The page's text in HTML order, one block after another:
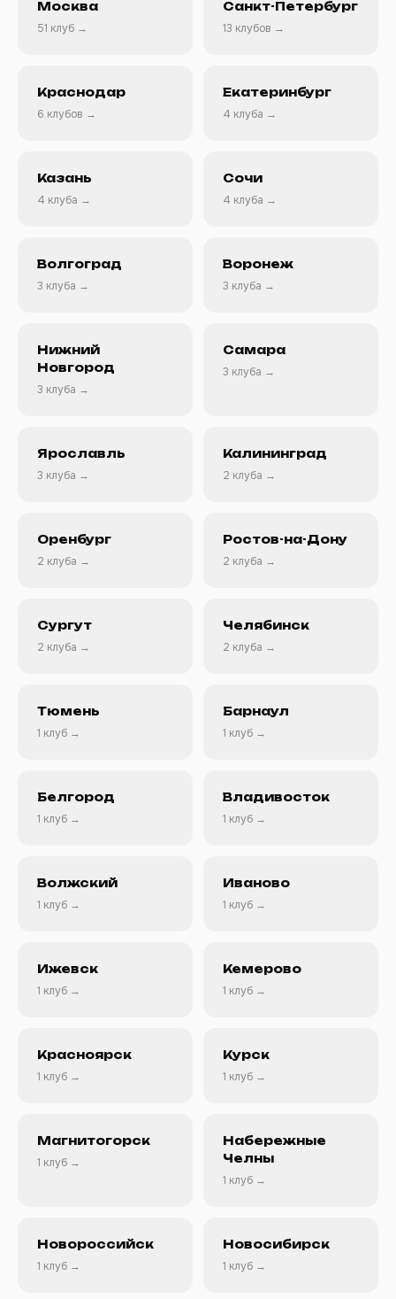
Москва
51 клуб →
Санкт-Петербург
13 клубов →
Краснодар
6 клубов →
Екатеринбург
4 клуба →
Казань
4 клуба →
Сочи
4 клуба →
Волгоград
3 клуба →
Воронеж
3 клуба →
Нижний
Новгород
3 клуба →
Самара
3 клуба →
Ярославль
3 клуба →
Калининград
2 клуба →
Оренбург
2 клуба →
Ростов-на-Дону
2 клуба →
Сургут
2 клуба →
Челябинск
2 клуба →
Тюмень
1 клуб →
Барнаул
1 клуб →
Белгород
1 клуб →
Владивосток
1 клуб →
Волжский
1 клуб →
Иваново
1 клуб →
Ижевск
1 клуб →
Кемерово
1 клуб →
Красноярск
1 клуб →
Курск
1 клуб →
Магнитогорск
1 клуб →
Набережные
Челны
1 клуб →
Новороссийск
1 клуб →
Новосибирск
1 клуб →